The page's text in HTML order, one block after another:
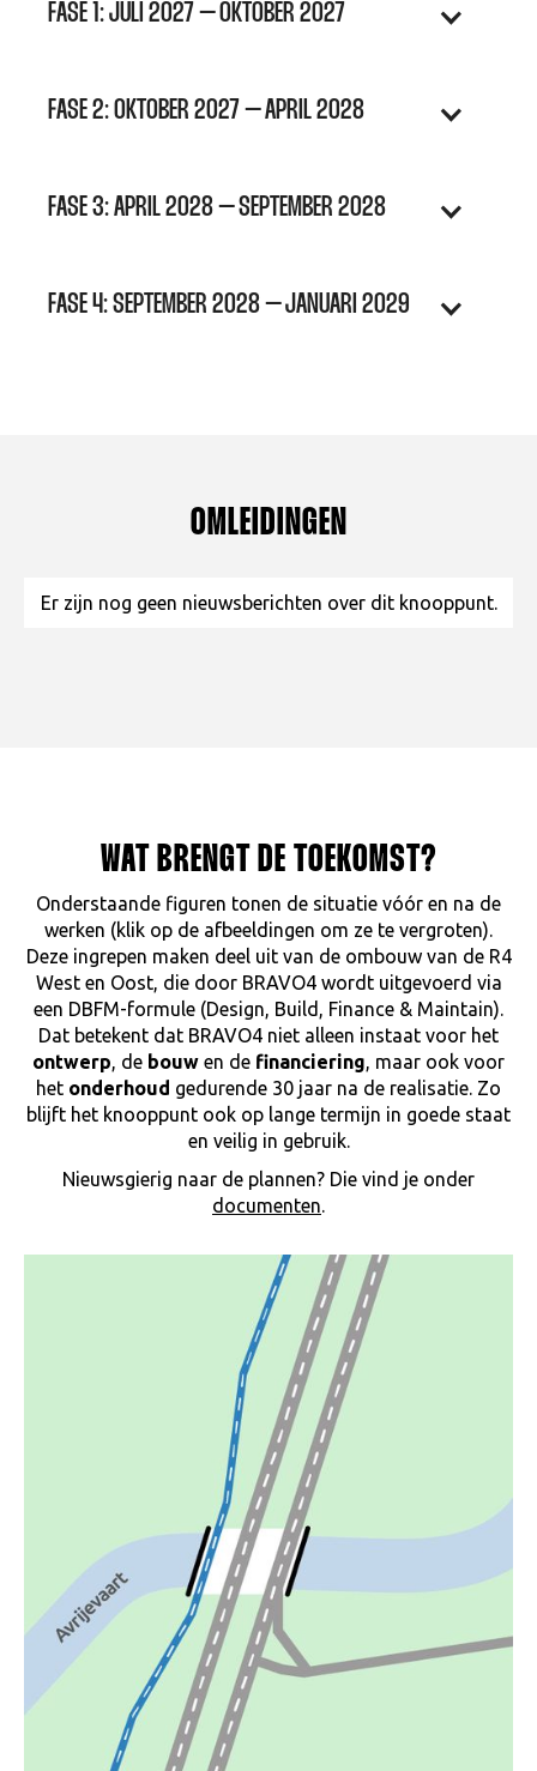
FASE 1: JULI 2027 – OKTOBER 2027
FASE 2: OKTOBER 2027 – APRIL 2028
FASE 3: APRIL 2028 – SEPTEMBER 2028
FASE 4: SEPTEMBER 2028 – JANUARI 2029
OMLEIDINGEN
Er zijn nog geen nieuwsberichten over dit knooppunt.
WAT BRENGT DE TOEKOMST?
Onderstaande figuren tonen de situatie vóór en na de
werken (klik op de afbeeldingen om ze te vergroten).
Deze ingrepen maken deel uit van de ombouw van de R4
West en Oost, die door BRAVO4 wordt uitgevoerd via
een DBFM-formule (Design, Build, Finance & Maintain).
Dat betekent dat BRAVO4 niet alleen instaat voor het
ontwerp, de bouw en de financiering, maar ook voor
het onderhoud gedurende 30 jaar na de realisatie. Zo
blijft het knooppunt ook op lange termijn in goede staat
en veilig in gebruik.
Nieuwsgierig naar de plannen? Die vind je onder
documenten.